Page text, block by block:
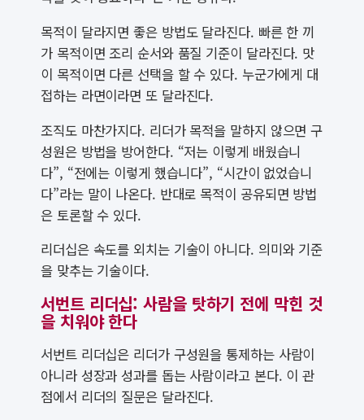
목적이 달라지면 좋은 방법도 달라진다. 빠른 한 끼
가 목적이면 조리 순서와 품질 기준이 달라진다. 맛
이 목적이면 다른 선택을 할 수 있다. 누군가에게 대
접하는 라면이라면 또 달라진다.
조직도 마찬가지다. 리더가 목적을 말하지 않으면 구
성원은 방법을 방어한다. “저는 이렇게 배웠습니
다”, “전에는 이렇게 했습니다”, “시간이 없었습니
다”라는 말이 나온다. 반대로 목적이 공유되면 방법
은 토론할 수 있다.
리더십은 속도를 외치는 기술이 아니다. 의미와 기준
을 맞추는 기술이다.
서번트 리더십: 사람을 탓하기 전에 막힌 것
을 치워야 한다
서번트 리더십은 리더가 구성원을 통제하는 사람이
아니라 성장과 성과를 돕는 사람이라고 본다. 이 관
점에서 리더의 질문은 달라진다.